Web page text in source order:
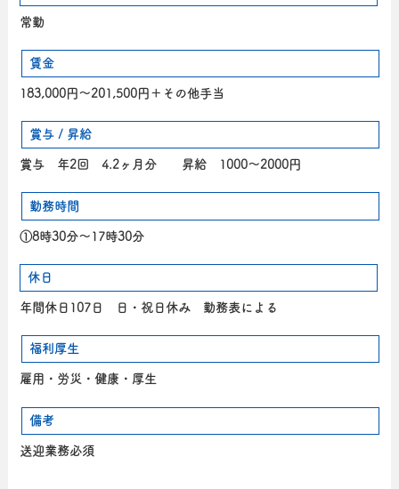
常勤
賃金
183,000円～201,500円＋その他手当
賞与 / 昇給
賞与 年2回 4.2ヶ月分 昇給 1000～2000円
勤務時間
①8時30分～17時30分
休日
年間休日107日 日・祝日休み 勤務表による
福利厚生
雇用・労災・健康・厚生
備考
送迎業務必須